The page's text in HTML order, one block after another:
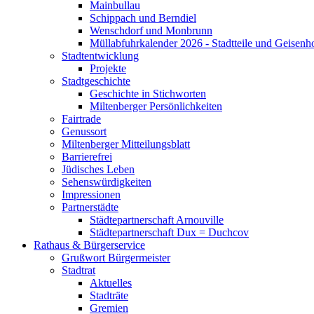
Mainbullau
Schippach und Berndiel
Wenschdorf und Monbrunn
Müllabfuhrkalender 2026 - Stadtteile und
Stadtentwicklung
Projekte
Stadtgeschichte
Geschichte in Stichworten
Miltenberger Persönlichkeiten
Fairtrade
Genussort
Miltenberger Mitteilungsblatt
Barrierefrei
Jüdisches Leben
Sehenswürdigkeiten
Impressionen
Partnerstädte
Städtepartnerschaft Arnouville
Städtepartnerschaft Dux = Duchcov
Rathaus & Bürgerservice
Grußwort Bürgermeister
Stadtrat
Aktuelles
Stadträte
Gremien